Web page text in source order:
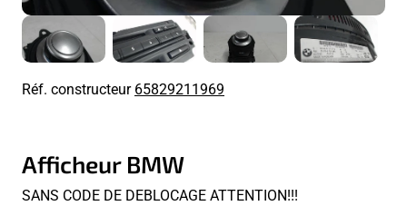
Réf. constructeur65829211969
Afficheur BMW
SANS CODE DE DEBLOCAGE ATTENTION!!!